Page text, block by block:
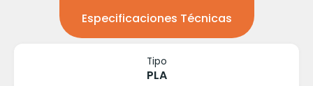
Especificaciones Técnicas
Tipo
PLA